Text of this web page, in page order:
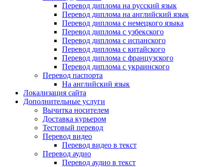
Перевод диплома на русский язык
Перевод диплома на английский язык
Перевод диплома с немецкого языка
Перевод диплома с узбекского
Перевод диплома с испанского
Перевод диплома с китайского
Перевод диплома с французского
Перевод диплома с украинского
Перевод паспорта
На английский язык
Локализация сайта
Дополнительные услуги
Вычитка носителем
Доставка курьером
Тестовый перевод
Перевод видео
Перевод видео в текст
Перевод аудио
Перевод аудио в текст